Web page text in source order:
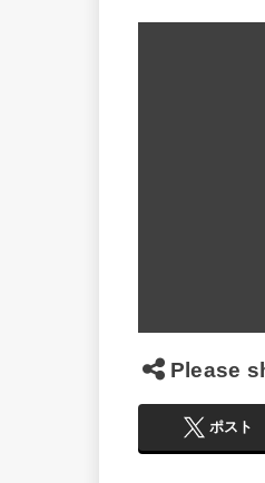
Please
ポスト